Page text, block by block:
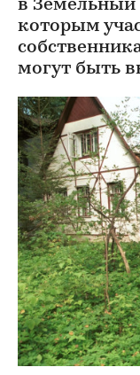
в Земельный
которым
могут быть